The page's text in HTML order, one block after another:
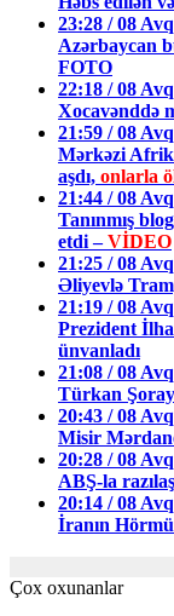
23:28 / 08
Azərbaycan
FOTO
22:18 / 08
Xocavənddə
21:59 / 08
Mərkəzi
aşdı, onlarla
21:44 / 08
Tanınmış
etdi –VİDEO
21:25 / 08
Əliyevlə
21:19 / 08
Prezident
ünvanladı
21:08 / 08
Türkan
20:43 / 08
Misir
20:28 / 08
ABŞ-la
20:14 / 08
İranın
Çox oxunanlar